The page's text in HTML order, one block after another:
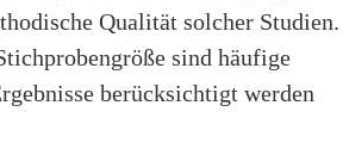
Qualität solcher Studien.
sind häufige
berücksichtigt werden